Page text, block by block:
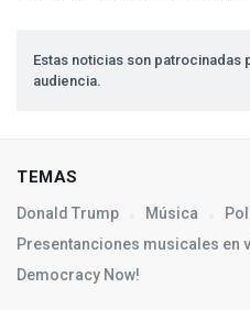
Estas noticias son patrocinadas
audiencia.
TEMAS
Donald Trump Música
Presentanciones musicales en
Democracy Now!